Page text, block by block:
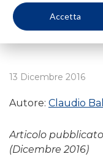
Accetta
13 Dicembre 2016
Autore: Claudio
Articolo
(Dicembre 2016)